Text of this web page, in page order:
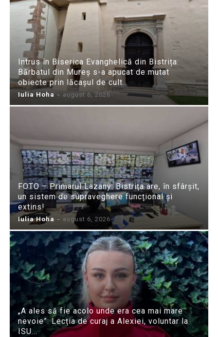
Intrus în Biserica Evanghelică din Bistrița:
Bărbatul din Mureș s-a apucat de mutat
obiecte prin lăcașul de cult
Iulia Hoha - august 6, 2026
FOTO – Primarul Lazany: Bistrița are, în sfârșit,
un sistem de supraveghere funcțional și
extins!
Iulia Hoha - august 6, 2026
„A ales să fie acolo unde era cea mai mare
nevoie”: Lecția de curaj a Alexiei, voluntar la
ISU...